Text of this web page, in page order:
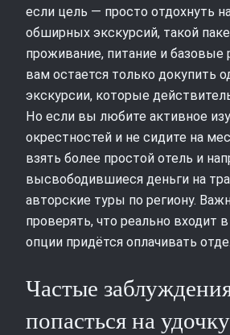
если цель — просто отдохнуть
обширных экскурсий, такой
проживание, питание и базовые
вам остается только докупить
экскурсии, которые
Но если вы любите активное
окрестностей и не сидите на
взять более простой отель и
высвободившиеся деньги на
авторские туры по региону.
проверять, что реально входит
опции придётся оплачивать
Частые
попасться на удочку